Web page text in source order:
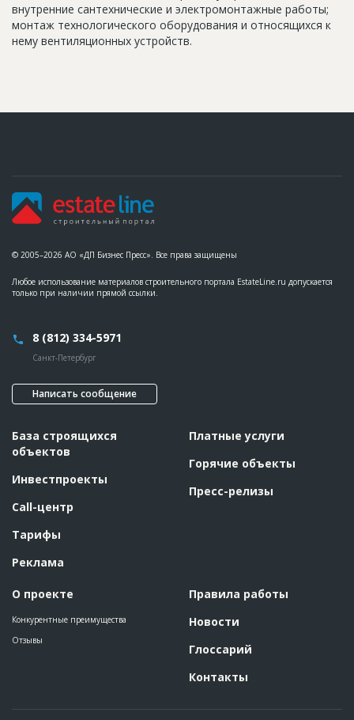
внутренние сантехнические и электромонтажные работы;
монтаж технологического оборудования и относящихся к
нему вентиляционных устройств.
© 2005–2026 АО «ДП Бизнес Пресс». Все права защищены
Любое использование материалов строительного портала EstateLine.ru допускается
только при наличии прямой ссылки.
8 (812) 334-5971
Санкт-Петербург
Написать сообщение
База строящихся
объектов
Инвестпроекты
Call-центр
Тарифы
Реклама
О проекте
Конкурентные преимущества
Отзывы
Платные услуги
Горячие объекты
Пресс-релизы
Правила работы
Новости
Глоссарий
Контакты